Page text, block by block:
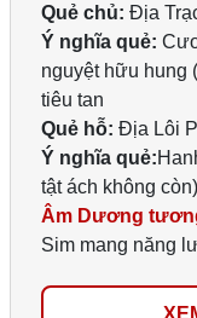
Quẻ chủ: Địa
Ý nghĩa quẻ:
nguyệt hữu hung
tiêu tan
Quẻ hỗ: Địa Lôi
Ý nghĩa quẻ:
tật ách không còn)
Âm Dương
Sim mang năng